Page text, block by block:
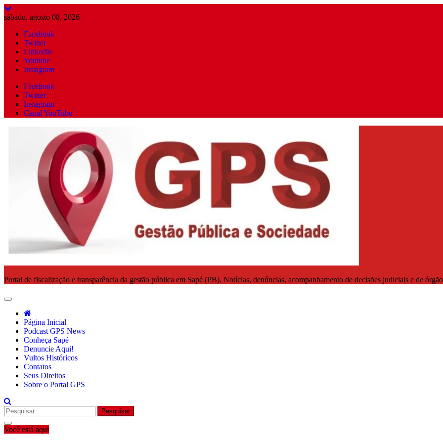
Skip
to
sábado, agosto 08, 2026
Facebook
Twitter
Linkedin
Youtube
Instagram
Facebook
Twitter
Instagram
Canal YouTube
Portal de fiscalização e transparência da gestão pública em Sapé (PB). Notícias, denúncias, acompanhamento de decisões judiciais e de
Página Inicial
Podcast GPS News
Conheça Sapé
Denuncie Aqui!
Vultos Históricos
Contatos
Seus Direitos
Sobre o Portal GPS
Pesquisar
por:
Você está aqui